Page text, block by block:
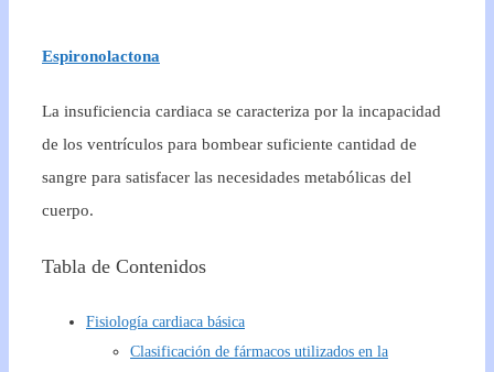
Espironolactona
La insuficiencia cardiaca se caracteriza por la incapacidad
de los ventrículos para bombear suficiente cantidad de
sangre para satisfacer las necesidades metabólicas del
cuerpo.
Tabla de Contenidos
Fisiología cardiaca básica
Clasificación de fármacos utilizados en la